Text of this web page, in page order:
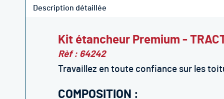
Description détaillée
Kit étancheur Premium -
Rèf : 64242
Travaillez en toute confiance sur les
COMPOSITION :